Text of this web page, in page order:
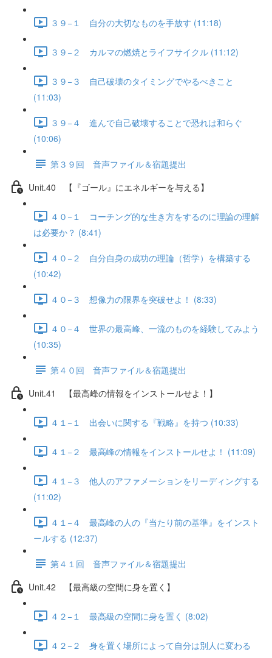
３９−１ 自分の大切なものを手放す (11:18)
３９−２ カルマの燃焼とライフサイクル (11:12)
３９−３ 自己破壊のタイミングでやるべきこと
(11:03)
３９−４ 進んで自己破壊することで恐れは和らぐ
(10:06)
第３９回 音声ファイル＆宿題提出
Unit.40 【『ゴール』にエネルギーを与える】
４０−１ コーチング的な生き方をするのに理論の理解
は必要か？ (8:41)
４０−２ 自分自身の成功の理論（哲学）を構築する
(10:42)
４０−３ 想像力の限界を突破せよ！ (8:33)
４０−４ 世界の最高峰、一流のものを経験してみよう
(10:35)
第４０回 音声ファイル＆宿題提出
Unit.41 【最高峰の情報をインストールせよ！】
４１−１ 出会いに関する『戦略』を持つ (10:33)
４１−２ 最高峰の情報をインストールせよ！ (11:09)
４１−３ 他人のアファメーションをリーディングする
(11:02)
４１−４ 最高峰の人の『当たり前の基準』をインスト
ールする (12:37)
第４１回 音声ファイル＆宿題提出
Unit.42 【最高級の空間に身を置く】
４２−１ 最高級の空間に身を置く (8:02)
４２−２ 身を置く場所によって自分は別人に変わる